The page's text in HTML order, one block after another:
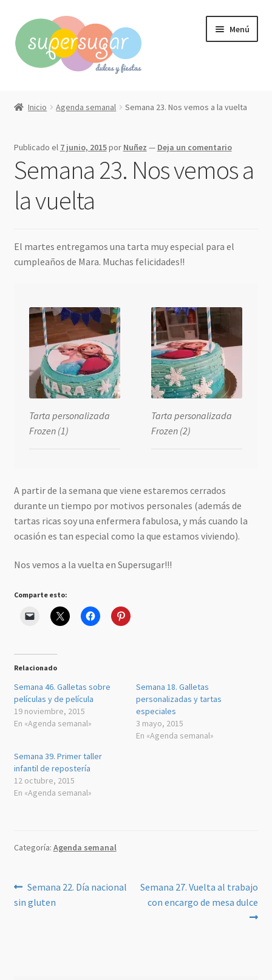
a
la
navegación
al
contenido
Menú
hijo
Qué hacemos?
el
menú
Inicio Agenda semanal Semana 23. Nos vemos a la vuelta
Publicado el 7 junio, 2015por Nuñez — Deja un comentario
Semana 23. Nos vemos a
la vuelta
El martes entregamos una tarta muy especial para el
cumpleaños de Mara. Muchas felicidades!!
Tarta personalizada
Frozen (1)
Tarta personalizada
Frozen (2)
A partir de la semana que viene estaremos cerrados
durante un tiempo por motivos personales (además de
tartas ricas soy una enfermera fabulosa, y más cuando la
ocasión es tan especial como la que estamos viviendo).
Nos vemos a la vuelta en Supersugar!!!
Comparte esto:
Relacionado
Semana 46. Galletas sobre
películas y de película
19 noviembre, 2015
En «Agenda semanal»
Semana 18. Galletas
personalizadas y tartas
especiales
3 mayo, 2015
En «Agenda semanal»
Semana 39. Primer taller
infantil de repostería
12 octubre, 2015
En «Agenda semanal»
Categoría: Agenda semanal
Navegación
de
Anterior:
Semana 22. Día nacional
sin gluten
Siguiente:
Semana 27. Vuelta al trabajo
con encargo de mesa dulce